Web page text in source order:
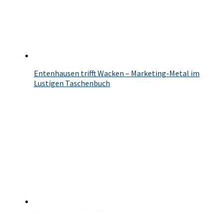
Entenhausen trifft Wacken – Marketing-Metal im
Lustigen Taschenbuch